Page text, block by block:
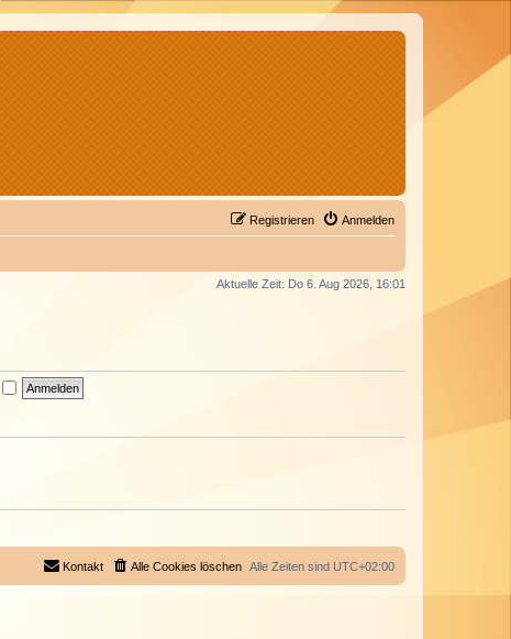
Anmelden
Registrieren
Aktuelle Zeit: Do 6. Aug 2026, 16:01
Alle Zeiten sind UTC+02:00
Alle Cookies löschen
Kontakt